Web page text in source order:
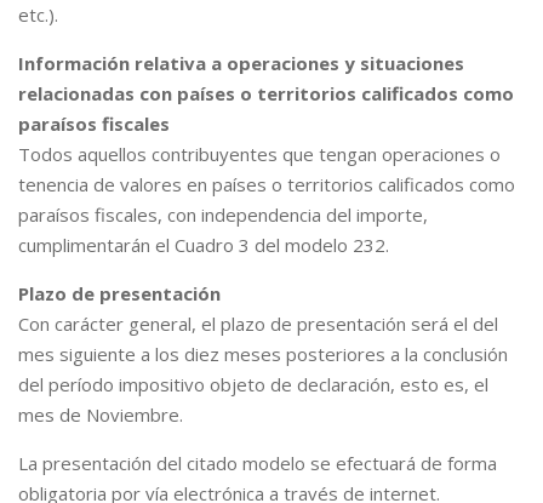
etc.).
Información relativa a operaciones y situaciones
relacionadas con países o territorios calificados como
paraísos fiscales
Todos aquellos contribuyentes que tengan operaciones o
tenencia de valores en países o territorios calificados como
paraísos fiscales, con independencia del importe,
cumplimentarán el Cuadro 3 del modelo 232.
Plazo de presentación
Con carácter general, el plazo de presentación será el del
mes siguiente a los diez meses posteriores a la conclusión
del período impositivo objeto de declaración, esto es, el
mes de Noviembre.
La presentación del citado modelo se efectuará de forma
obligatoria por vía electrónica a través de internet.